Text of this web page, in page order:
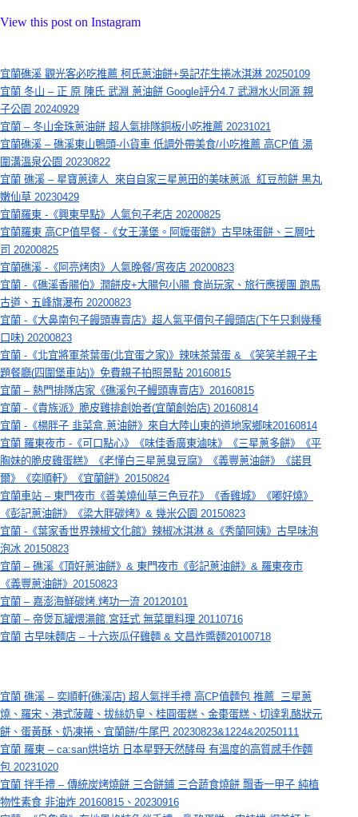
View this post on Instagram
宜蘭礁溪 觀光客必吃推薦 柯氏蔥油餅+吳記花生捲冰淇淋 20250109
宜蘭 冬山 – 正 原 陳氏 武淵 蔥油餅 Google評分4.7 武淵水火同源 親
子公園 20240929
宜蘭 – 冬山金珠蔥油餅 超人氣排隊銅板小吃推薦 20231021
宜蘭礁溪 – 礁溪東山鴨頭-小貨車 低調外帶美食/小吃推薦 高CP值 湯
圍溝溫泉公園 20230822
宜蘭 礁溪 – 星寶蔥達人  來自自家三星蔥田的美味蔥派  紅豆煎餅 黑丸
嫩仙草 20230429
宜蘭羅東 -《興東早點》人氣包子老店 20200825
宜蘭羅東 高CP值早餐 -《女王漢堡。阿嬤蛋餅》古早味蛋餅、三層吐
司 20200825
宜蘭礁溪 -《阿亮烤肉》人氣晚餐/宵夜店 20200823
宜蘭 -《礁溪香腸伯》潤餅皮+大腸包小腸 食尚玩家、旅行應援團 跑馬
古道、五峰旗瀑布 20200823
宜蘭 -《大鼻南包子饅頭專賣店》超人氣平價包子饅頭店(下午只剩幾種
口味) 20200823
宜蘭 -《北宜將軍茶葉蛋(北宜蛋之家)》辣味茶葉蛋 & 《笑笑羊親子主
題餐廳(四圍堡車站)》免費親子拍照景點 20160815
宜蘭 – 熱門排隊店家《礁溪包子鰻頭專賣店》20160815
宜蘭 -《貴族派》脆皮雞排創始者(宜蘭創始店) 20160814
宜蘭 -《楊胖子 韭菜盒.蔥油餅》來自大陸山東的道地家鄉味20160814
宜蘭 羅東夜市 -《可口點心》《味佳香廣東滷味》《三星蔥多餅》《平
胸妹的脆皮雞蛋糕》《老懂白三星蔥臭豆腐》《義豐蔥油餅》《諾貝
爾》《奕順軒》《宜蘭餅》20150824
宜蘭車站 – 東門夜市《善美燒仙草三色豆花》《香雞城》《嘟好燒》
《彭記蔥油餅》《梁大胖碳烤》& 幾米公園 20150823
宜蘭 -《葉家香世界辣椒文化館》辣椒冰淇淋 &《秀蘭阿姨》古早味泡
泡冰 20150823
宜蘭 – 礁溪《頂好蔥油餅》& 東門夜市《彭記蔥油餅》& 羅東夜市
《義豐蔥油餅》20150823
宜蘭 – 嘉澎海鮮碳烤.烤功一流 20120101
宜蘭 – 帝煲瓦罐煨湯館.宮廷式 無菜單料理 20110716
宜蘭 古早味麵店 – 十六崁瓜仔雞麵 & 文昌炸醬麵20100718
宜蘭 礁溪 – 奕順軒(礁溪店) 超人氣拌手禮 高CP值麵包 推薦  三星蔥
燒、羅宋、港式菠蘿、拔絲奶皇、桂圓蛋糕、金棗蛋糕、切達乳酪狀元
餅、蛋黃酥、奶凍捲、宜蘭餅/牛尾巴 20230823&1224&20250111
宜蘭 羅東 – ca:san烘培坊 日本星野天然酵母 有溫度的高質感手作麵
包 20231020
宜蘭 拌手禮 – 傳統炭烤燒餅 三合餅鋪 三合蔬食燒餅 飄香一甲子 純植
物性素食 非油炸 20160815、20230916